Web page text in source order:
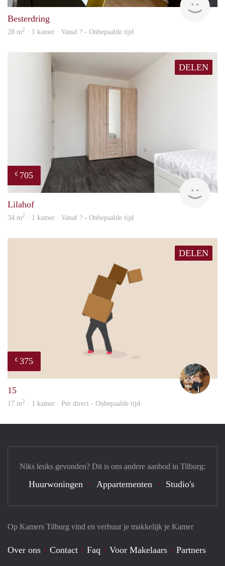
Besterdring
28 m2 · 1 kamer · Vanaf ? - Onbepaalde tijd
DELEN
€ 705
Lilahof
34 m2 · 1 kamer · Vanaf ? - Onbepaalde tijd
DELEN
€ 375
15
17 m2 · 1 kamer · Per direct - Onbepaalde tijd
Op Kamers Tilburg vind en verhuur je makkelijk je Kamer
Over ons Contact Faq Voor Makelaars
Partners
Niks leuks gevonden? Dit is ons andere aanbod in Tilburg:
Huurwoningen Appartementen Studio's